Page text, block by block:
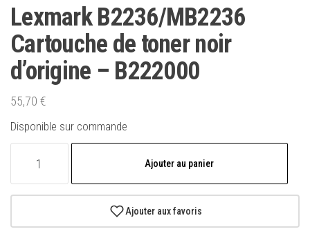
Lexmark B2236/MB2236
Cartouche de toner noir
d’origine – B222000
55,70 €
Disponible sur commande
Cartouche
Ajouter au panier
Ajouter aux favoris